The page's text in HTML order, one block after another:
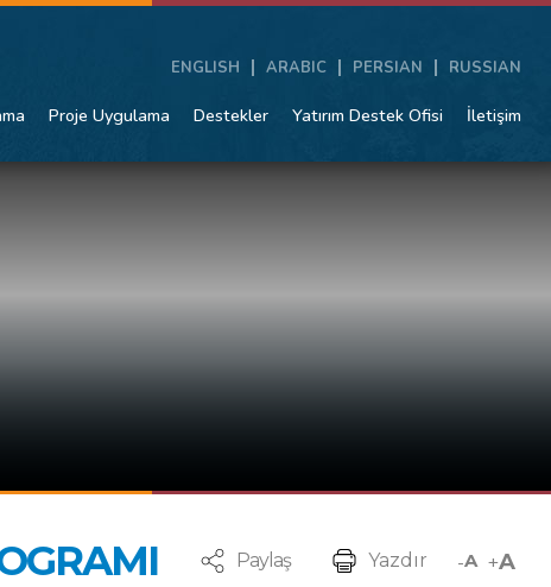
ENGLISH ARABIC PERSIAN RUSSIAN
Proje Uygulama Destekler Yatırım Destek Ofisi İletişim
Paylaş Yazdır -A +A